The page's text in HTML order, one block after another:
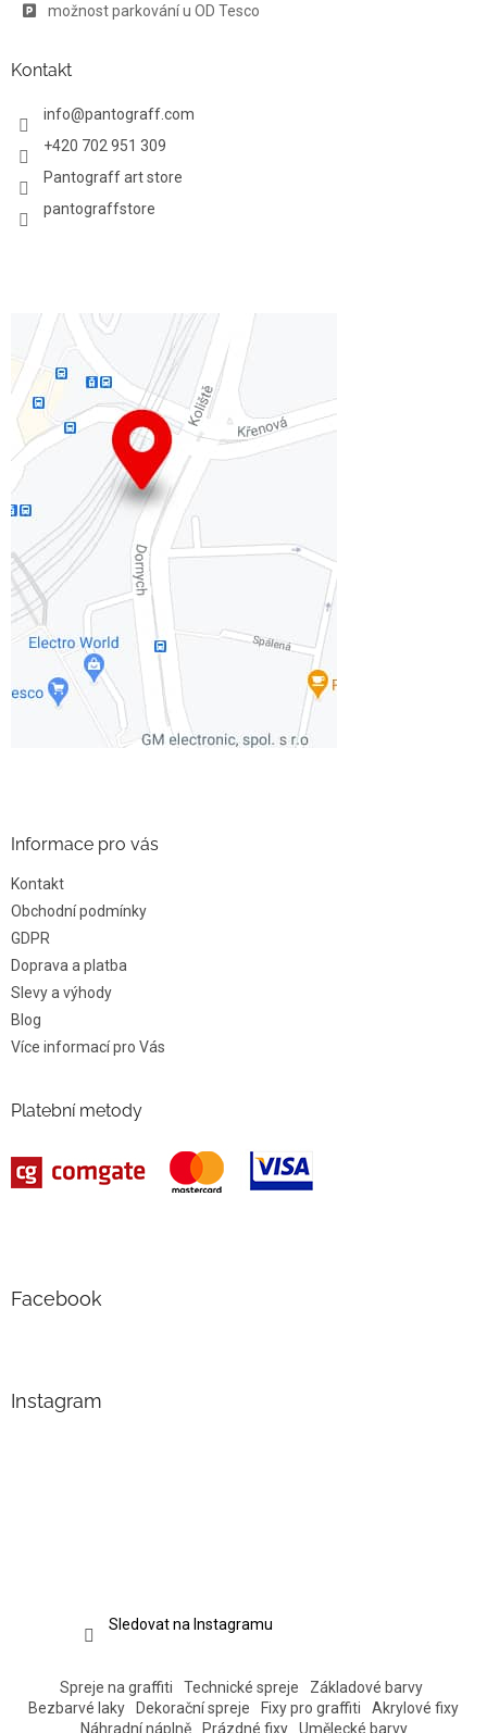
i
možnost parkování u OD Tesco
Kontakt
info@pantograff.com
+420 702 951 309
Pantograff art store
pantograffstore
Informace pro vás
Kontakt
Obchodní podmínky
GDPR
Doprava a platba
Slevy a výhody
Blog
Více informací pro Vás
Platební metody
Facebook
Instagram
Sledovat na Instagramu
Spreje na graffiti Technické spreje
Základové barvy
Bezbarvé laky
Dekorační spreje Fixy pro graffiti
Akrylové fixy
Náhradní náplně
Prázdné fixy Umělecké barvy